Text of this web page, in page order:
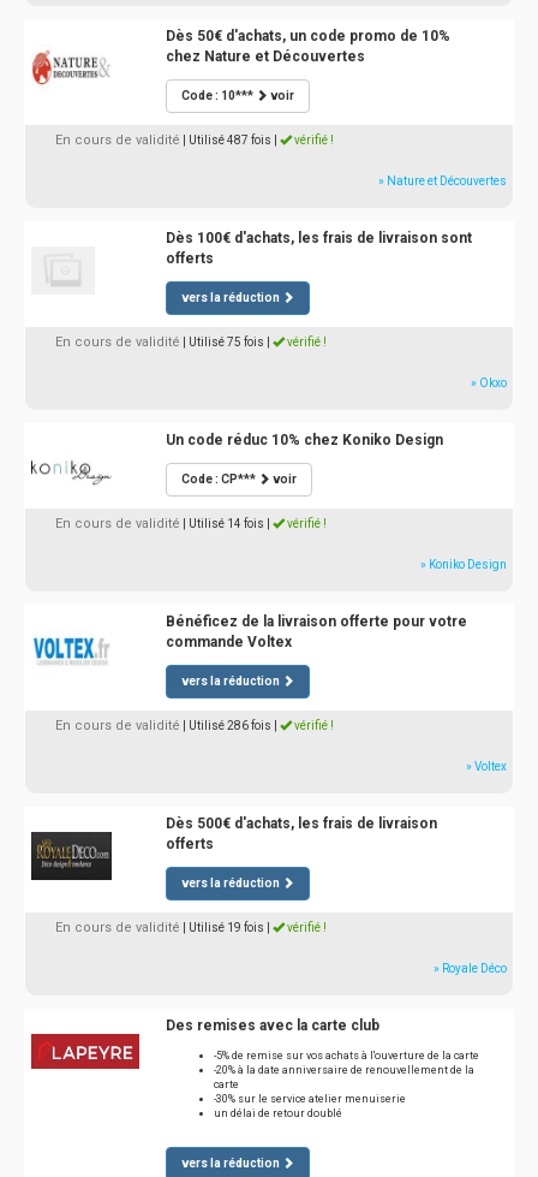
Dès 50€ d'achats, un code promo de 10%
chez Nature et Découvertes
Code : 10*** voir
En cours de validité | Utilisé 487 fois vérifié !
» Nature et Découvertes
Dès 100€ d'achats, les frais de livraison sont
offerts
vers la réduction
En cours de validité | Utilisé 75 fois vérifié !
» Okxo
Un code réduc 10% chez Koniko Design
Code : CP*** voir
En cours de validité | Utilisé 14 fois vérifié !
» Koniko Design
Bénéficez de la livraison offerte pour votre
commande Voltex
vers la réduction
En cours de validité | Utilisé 286 fois vérifié !
» Voltex
Dès 500€ d'achats, les frais de livraison
offerts
vers la réduction
En cours de validité | Utilisé 19 fois vérifié !
» Royale Déco
Des remises avec la carte club
-5% de remise sur vos achats à l'ouverture de la carte
-20% à la date anniversaire de renouvellement de la
carte
-30% sur le service atelier menuiserie
un délai de retour doublé
vers la réduction